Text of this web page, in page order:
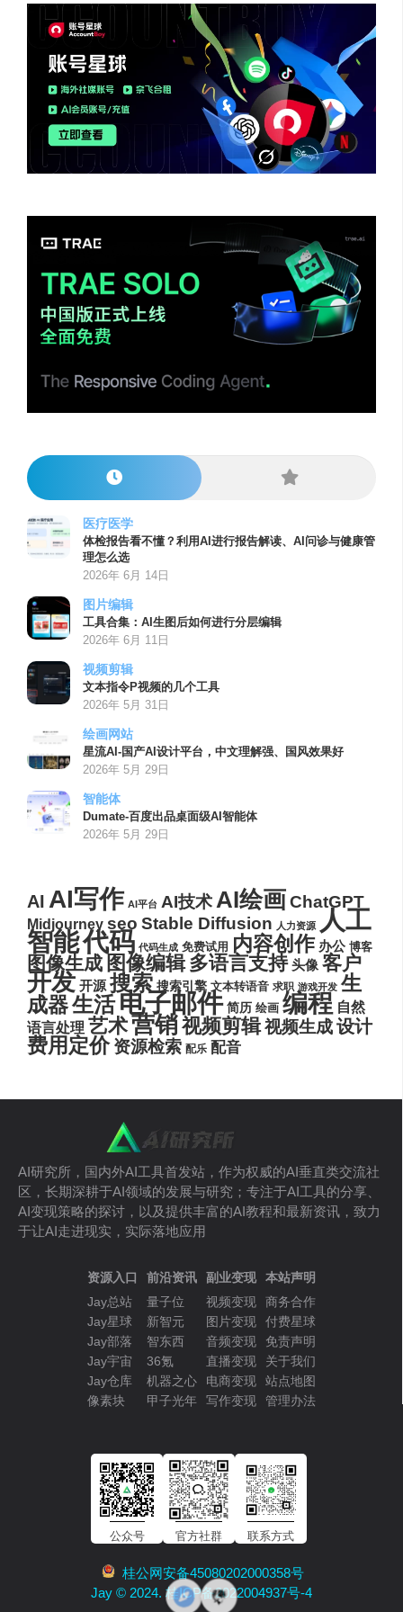
医疗医学
体检报告看不懂？利用AI进行报告解读、AI问诊与健康管
理怎么选
2026年 6月 14日
图片编辑
工具合集：AI生图后如何进行分层编辑
2026年 6月 11日
视频剪辑
文本指令P视频的几个工具
2026年 5月 31日
绘画网站
星流AI-国产AI设计平台，中文理解强、国风效果好
2026年 5月 29日
智能体
Dumate-百度出品桌面级AI智能体
2026年 5月 29日
AI AI写作 AI平台 AI技术AI绘画ChatGPT
Midjourney seo Stable Diffusion 人力资源 人工
智能代码 代码生成 免费试用 内容创作 办公 博客
图像生成 图像编辑 多语言支持 头像 客户
开发 开源 搜索 搜索引擎 文本转语音 求职 游戏开发 生
成器生活电子邮件 简历 绘画 编程 自然
语言处理 艺术营销视频剪辑视频生成设计
费用定价 资源检索 配乐 配音
AI研究所，国内外AI工具首发站，作为权威的AI垂直类交流社
区，长期深耕于AI领域的发展与研究；专注于AI工具的分享、
AI变现策略的探讨，以及提供丰富的AI教程和最新资讯，致力
于让AI走进现实，实际落地应用
资源入口
Jay总站
Jay星球
Jay部落
Jay宇宙
Jay仓库
像素块
前沿资讯
量子位
新智元
智东西
36氪
机器之心
甲子光年
副业变现
视频变现
图片变现
音频变现
直播变现
电商变现
写作变现
本站声明
商务合作
付费星球
免责声明
关于我们
站点地图
管理办法
公众号 官方社群 联系方式
桂公网安备45080202000358号
Jay © 2024. 桂ICP备2022004937号-4